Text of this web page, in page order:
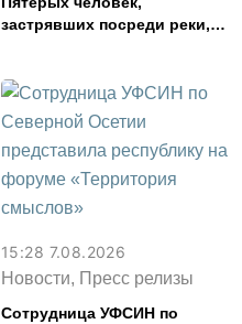
застрявших посреди реки,
15:28 7.08.2026
Новости, Пресс релизы
Сотрудница УФСИН по